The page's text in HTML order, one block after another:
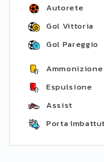
Autorete
Gol Vittoria
Gol Pareggio
Ammonizione
Espulsione
Assist
Porta